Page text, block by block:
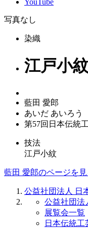
写真なし
染織
江戸小
藍田 愛郎
あいだ あいろう
第57回日本伝統
技法
江戸小紋
藍田 愛郎のページを見
公益社団法人 日
公益社団法
展覧会一覧
日本伝統工